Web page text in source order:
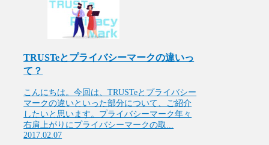
TRUSTeとプライバシーマークの違いっ
て？
こんにちは。今回は、TRUSTeとプライバシー
マークの違いといった部分について、ご紹介
したいと思います。プライバシーマーク年々
右肩上がりにプライバシーマークの取...
2017.02.07